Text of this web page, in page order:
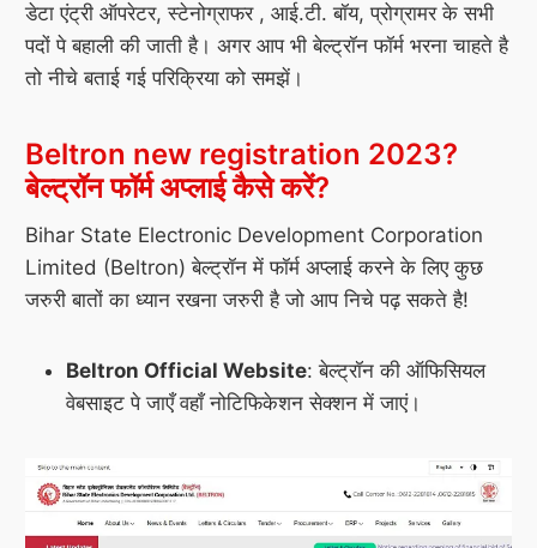
डेटा एंट्री ऑपरेटर, स्टेनोग्राफर , आई.टी. बॉय, प्रोग्रामर के सभी
पदों पे बहाली की जाती है। अगर आप भी बेल्ट्रॉन फॉर्म भरना चाहते है
तो नीचे बताई गई परिक्रिया को समझें।
Beltron new registration 2023?
बेल्ट्रॉन फॉर्म अप्लाई कैसे करें?
Bihar State Electronic Development Corporation
Limited (Beltron) बेल्ट्रॉन में फॉर्म अप्लाई करने के लिए कुछ
जरुरी बातों का ध्यान रखना जरुरी है जो आप निचे पढ़ सकते है!
Beltron Official Website: बेल्ट्रॉन की ऑफिसियल
वेबसाइट पे जाएँ वहाँ नोटिफिकेशन सेक्शन में जाएं।